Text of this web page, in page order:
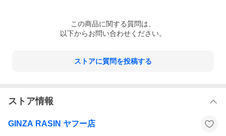
ガラス：
目立つ傷やダメージなどはなく良い状態で
す。
目立つ傷やダメージなどはなく良い状態で
当社保証
内部機械の自然故障について
ご購入日より 1年間
この商品に関する質問は、
以下からお問い合わせください。
ストアに質問を投稿する
ストア情報
GINZA RASIN ヤフー店